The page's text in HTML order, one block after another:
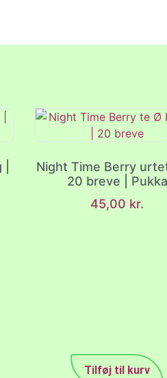
Night Time Berry
20 breve | Pukka
45,00 kr.
Tilføj til kurv